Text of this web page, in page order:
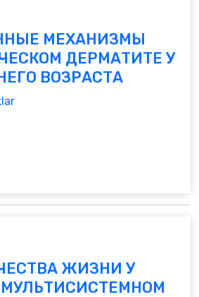
МЕХАНИЗМЫ
ДЕРМАТИТЕ У
ВОЗРАСТА
ЖИЗНИ У